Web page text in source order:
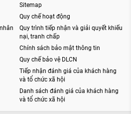
Sitemap
Quy chế hoạt động
Quy trình tiếp nhận và giải quyết khiếu
nại, tranh chấp
Chính sách bảo mật thông tin
Quy chế bảo vệ DLCN
Tiếp nhận đánh giá của khách hàng
và tổ chức xã hội
Danh sách đánh giá của khách hàng
và tổ chức xã hội